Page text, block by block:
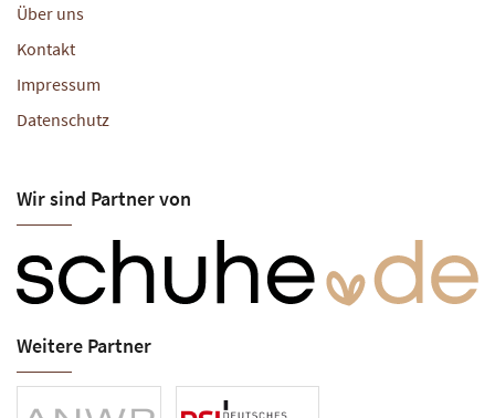
Über uns
Kontakt
Impressum
Datenschutz
Wir sind Partner von
Weitere Partner